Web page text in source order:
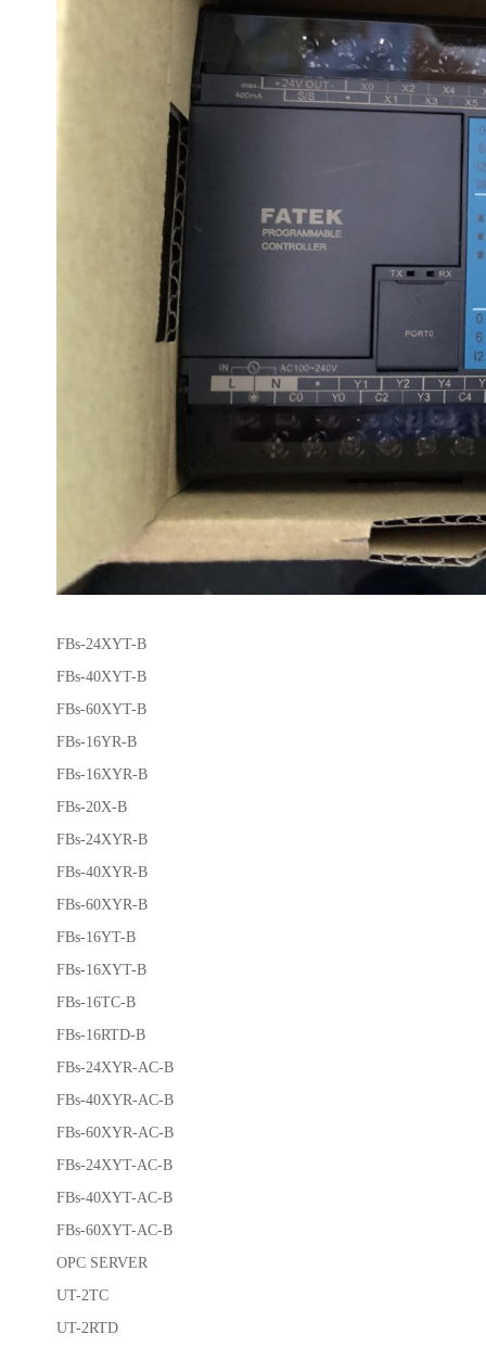
FBs-24XYT-B
FBs-40XYT-B
FBs-60XYT-B
FBs-16YR-B
FBs-16XYR-B
FBs-20X-B
FBs-24XYR-B
FBs-40XYR-B
FBs-60XYR-B
FBs-16YT-B
FBs-16XYT-B
FBs-16TC-B
FBs-16RTD-B
FBs-24XYR-AC-B
FBs-40XYR-AC-B
FBs-60XYR-AC-B
FBs-24XYT-AC-B
FBs-40XYT-AC-B
FBs-60XYT-AC-B
OPC SERVER
UT-2TC
UT-2RTD